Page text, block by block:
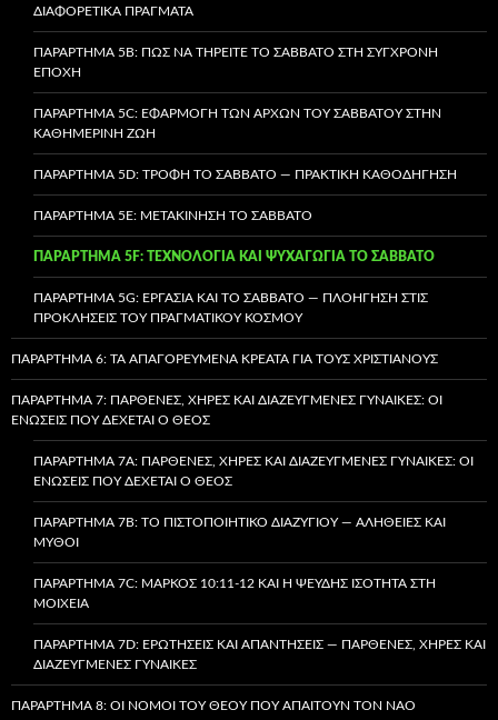
ΔΙΑΦΟΡΕΤΙΚΆ ΠΡΆΓΜΑΤΑ
ΠΑΡΆΡΤΗΜΑ 5B: ΠΏΣ ΝΑ ΤΗΡΕΊΤΕ ΤΟ ΣΆΒΒΑΤΟ ΣΤΗ ΣΎΓΧΡΟΝΗ
ΕΠΟΧΉ
ΠΑΡΆΡΤΗΜΑ 5C: ΕΦΑΡΜΟΓΉ ΤΩΝ ΑΡΧΏΝ ΤΟΥ ΣΑΒΒΆΤΟΥ ΣΤΗΝ
ΚΑΘΗΜΕΡΙΝΉ ΖΩΉ
ΠΑΡΆΡΤΗΜΑ 5D: ΤΡΟΦΉ ΤΟ ΣΆΒΒΑΤΟ — ΠΡΑΚΤΙΚΉ ΚΑΘΟΔΉΓΗΣΗ
ΠΑΡΆΡΤΗΜΑ 5E: ΜΕΤΑΚΊΝΗΣΗ ΤΟ ΣΆΒΒΑΤΟ
ΠΑΡΆΡΤΗΜΑ 5F: ΤΕΧΝΟΛΟΓΊΑ ΚΑΙ ΨΥΧΑΓΩΓΊΑ ΤΟ ΣΆΒΒΑΤΟ
ΠΑΡΆΡΤΗΜΑ 5G: ΕΡΓΑΣΊΑ ΚΑΙ ΤΟ ΣΆΒΒΑΤΟ — ΠΛΟΉΓΗΣΗ ΣΤΙΣ
ΠΡΟΚΛΉΣΕΙΣ ΤΟΥ ΠΡΑΓΜΑΤΙΚΟΎ ΚΌΣΜΟΥ
ΠΑΡΆΡΤΗΜΑ 6: ΤΑ ΑΠΑΓΟΡΕΥΜΈΝΑ ΚΡΈΑΤΑ ΓΙΑ ΤΟΥΣ ΧΡΙΣΤΙΑΝΟΎΣ
ΠΑΡΆΡΤΗΜΑ 7: ΠΑΡΘΈΝΕΣ, ΧΉΡΕΣ ΚΑΙ ΔΙΑΖΕΥΓΜΈΝΕΣ ΓΥΝΑΊΚΕΣ: ΟΙ
ΕΝΏΣΕΙΣ ΠΟΥ ΔΈΧΕΤΑΙ Ο ΘΕΌΣ
ΠΑΡΆΡΤΗΜΑ 7A: ΠΑΡΘΈΝΕΣ, ΧΉΡΕΣ ΚΑΙ ΔΙΑΖΕΥΓΜΈΝΕΣ ΓΥΝΑΊΚΕΣ: ΟΙ
ΕΝΏΣΕΙΣ ΠΟΥ ΔΈΧΕΤΑΙ Ο ΘΕΌΣ
ΠΑΡΆΡΤΗΜΑ 7B: ΤΟ ΠΙΣΤΟΠΟΙΗΤΙΚΌ ΔΙΑΖΥΓΊΟΥ — ΑΛΉΘΕΙΕΣ ΚΑΙ
ΜΎΘΟΙ
ΠΑΡΆΡΤΗΜΑ 7C: ΜΆΡΚΟΣ 10:11-12 ΚΑΙ Η ΨΕΥΔΉΣ ΙΣΌΤΗΤΑ ΣΤΗ
ΜΟΙΧΕΊΑ
ΠΑΡΆΡΤΗΜΑ 7D: ΕΡΩΤΉΣΕΙΣ ΚΑΙ ΑΠΑΝΤΉΣΕΙΣ — ΠΑΡΘΈΝΕΣ, ΧΉΡΕΣ ΚΑΙ
ΔΙΑΖΕΥΓΜΈΝΕΣ ΓΥΝΑΊΚΕΣ
ΠΑΡΆΡΤΗΜΑ 8: ΟΙ ΝΌΜΟΙ ΤΟΥ ΘΕΟΎ ΠΟΥ ΑΠΑΙΤΟΎΝ ΤΟΝ ΝΑΌ